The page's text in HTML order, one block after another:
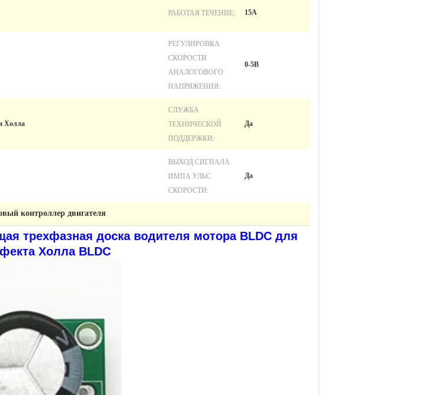
РАБОТАЯ ТЕЧЕНИЕ: 15А
РЕГУЛИРОВКА
СКОРОСТИ
АНАЛОГОВОГО
НАПРЯЖЕНИЯ:
0-5В
Холла
СЛУЖБА
ТЕХНИЧЕСКОЙ
ПОДДЕРЖКИ:
Да
ВЫХОД СИГНАЛА
ИМПА УЛЬС
СКОРОСТИ:
Да
контроллер двигателя
трехфазная доска водителя мотора BLDC для
Холла BLDC